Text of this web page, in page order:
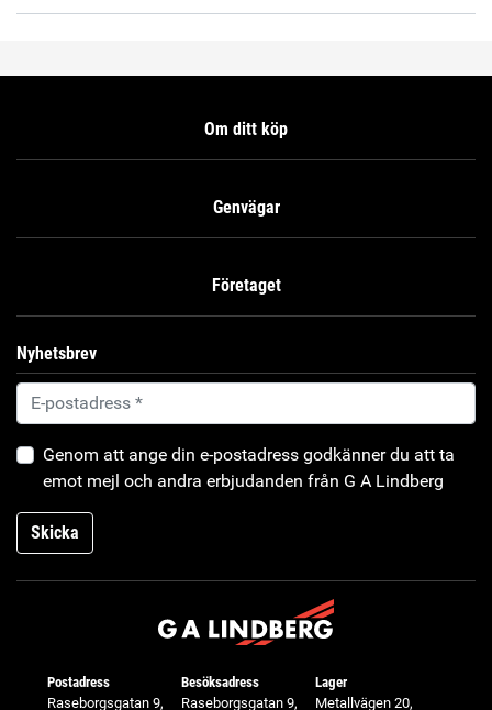
Mobil Antifreeze Extra - Concentrate (sv-SE)
Om ditt köp
Genvägar
Företaget
Nyhetsbrev
Genom att ange din e-postadress godkänner du att ta
emot mejl och andra erbjudanden från G A Lindberg
Skicka
Postadress
Raseborgsgatan 9,
Besöksadress
Raseborgsgatan 9,
Lager
Metallvägen 20,